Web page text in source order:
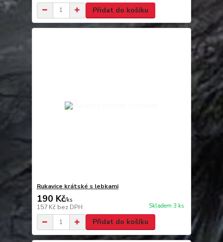
Přidat do košíku
Rukavice krátské s lebkami
190 Kč/ks
157 Kč bez DPH Skladem 3 ks
Přidat do košíku